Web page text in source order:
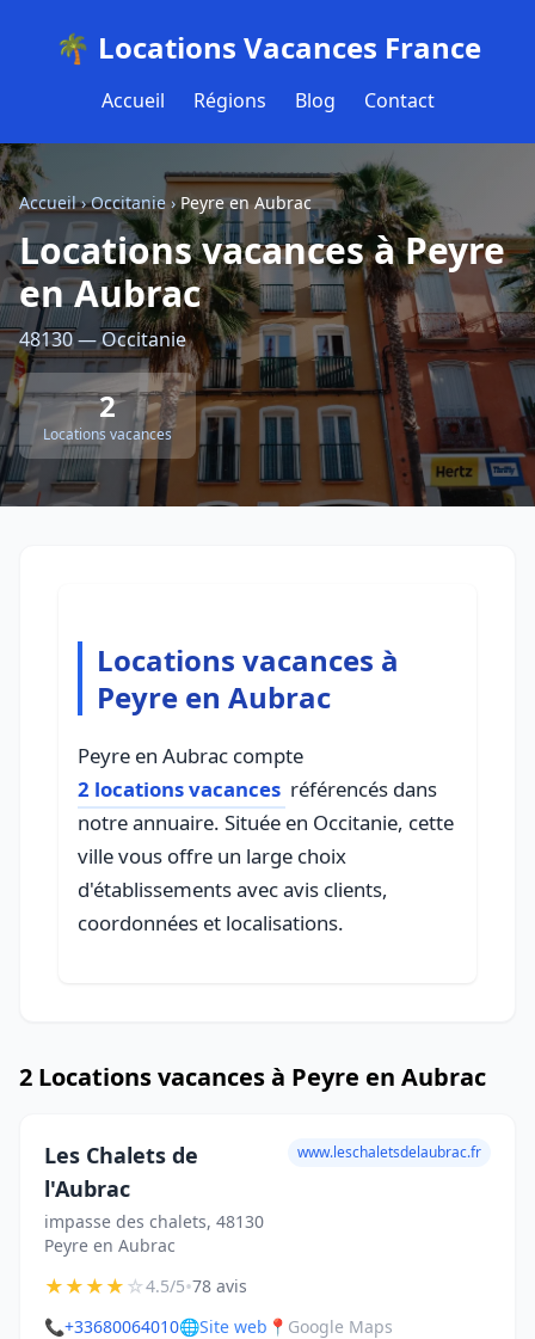
🌴 Locations Vacances France
Accueil Régions Blog Contact
Accueil›Occitanie›Peyre en Aubrac
Locations vacances à Peyre
en Aubrac
48130 — Occitanie
2
Locations vacances
Locations vacances à
Peyre en Aubrac
Peyre en Aubrac compte
2 locations vacances référencés dans
notre annuaire. Située en Occitanie, cette
ville vous offre un large choix
d'établissements avec avis clients,
coordonnées et localisations.
2 Locations vacances à Peyre en Aubrac
Les Chalets de
l'Aubrac
impasse des chalets, 48130
Peyre en Aubrac
www.leschaletsdelaubrac.fr
★★★★☆4.5/5•78 avis
📞+33680064010🌐Site web 📍 Google Maps